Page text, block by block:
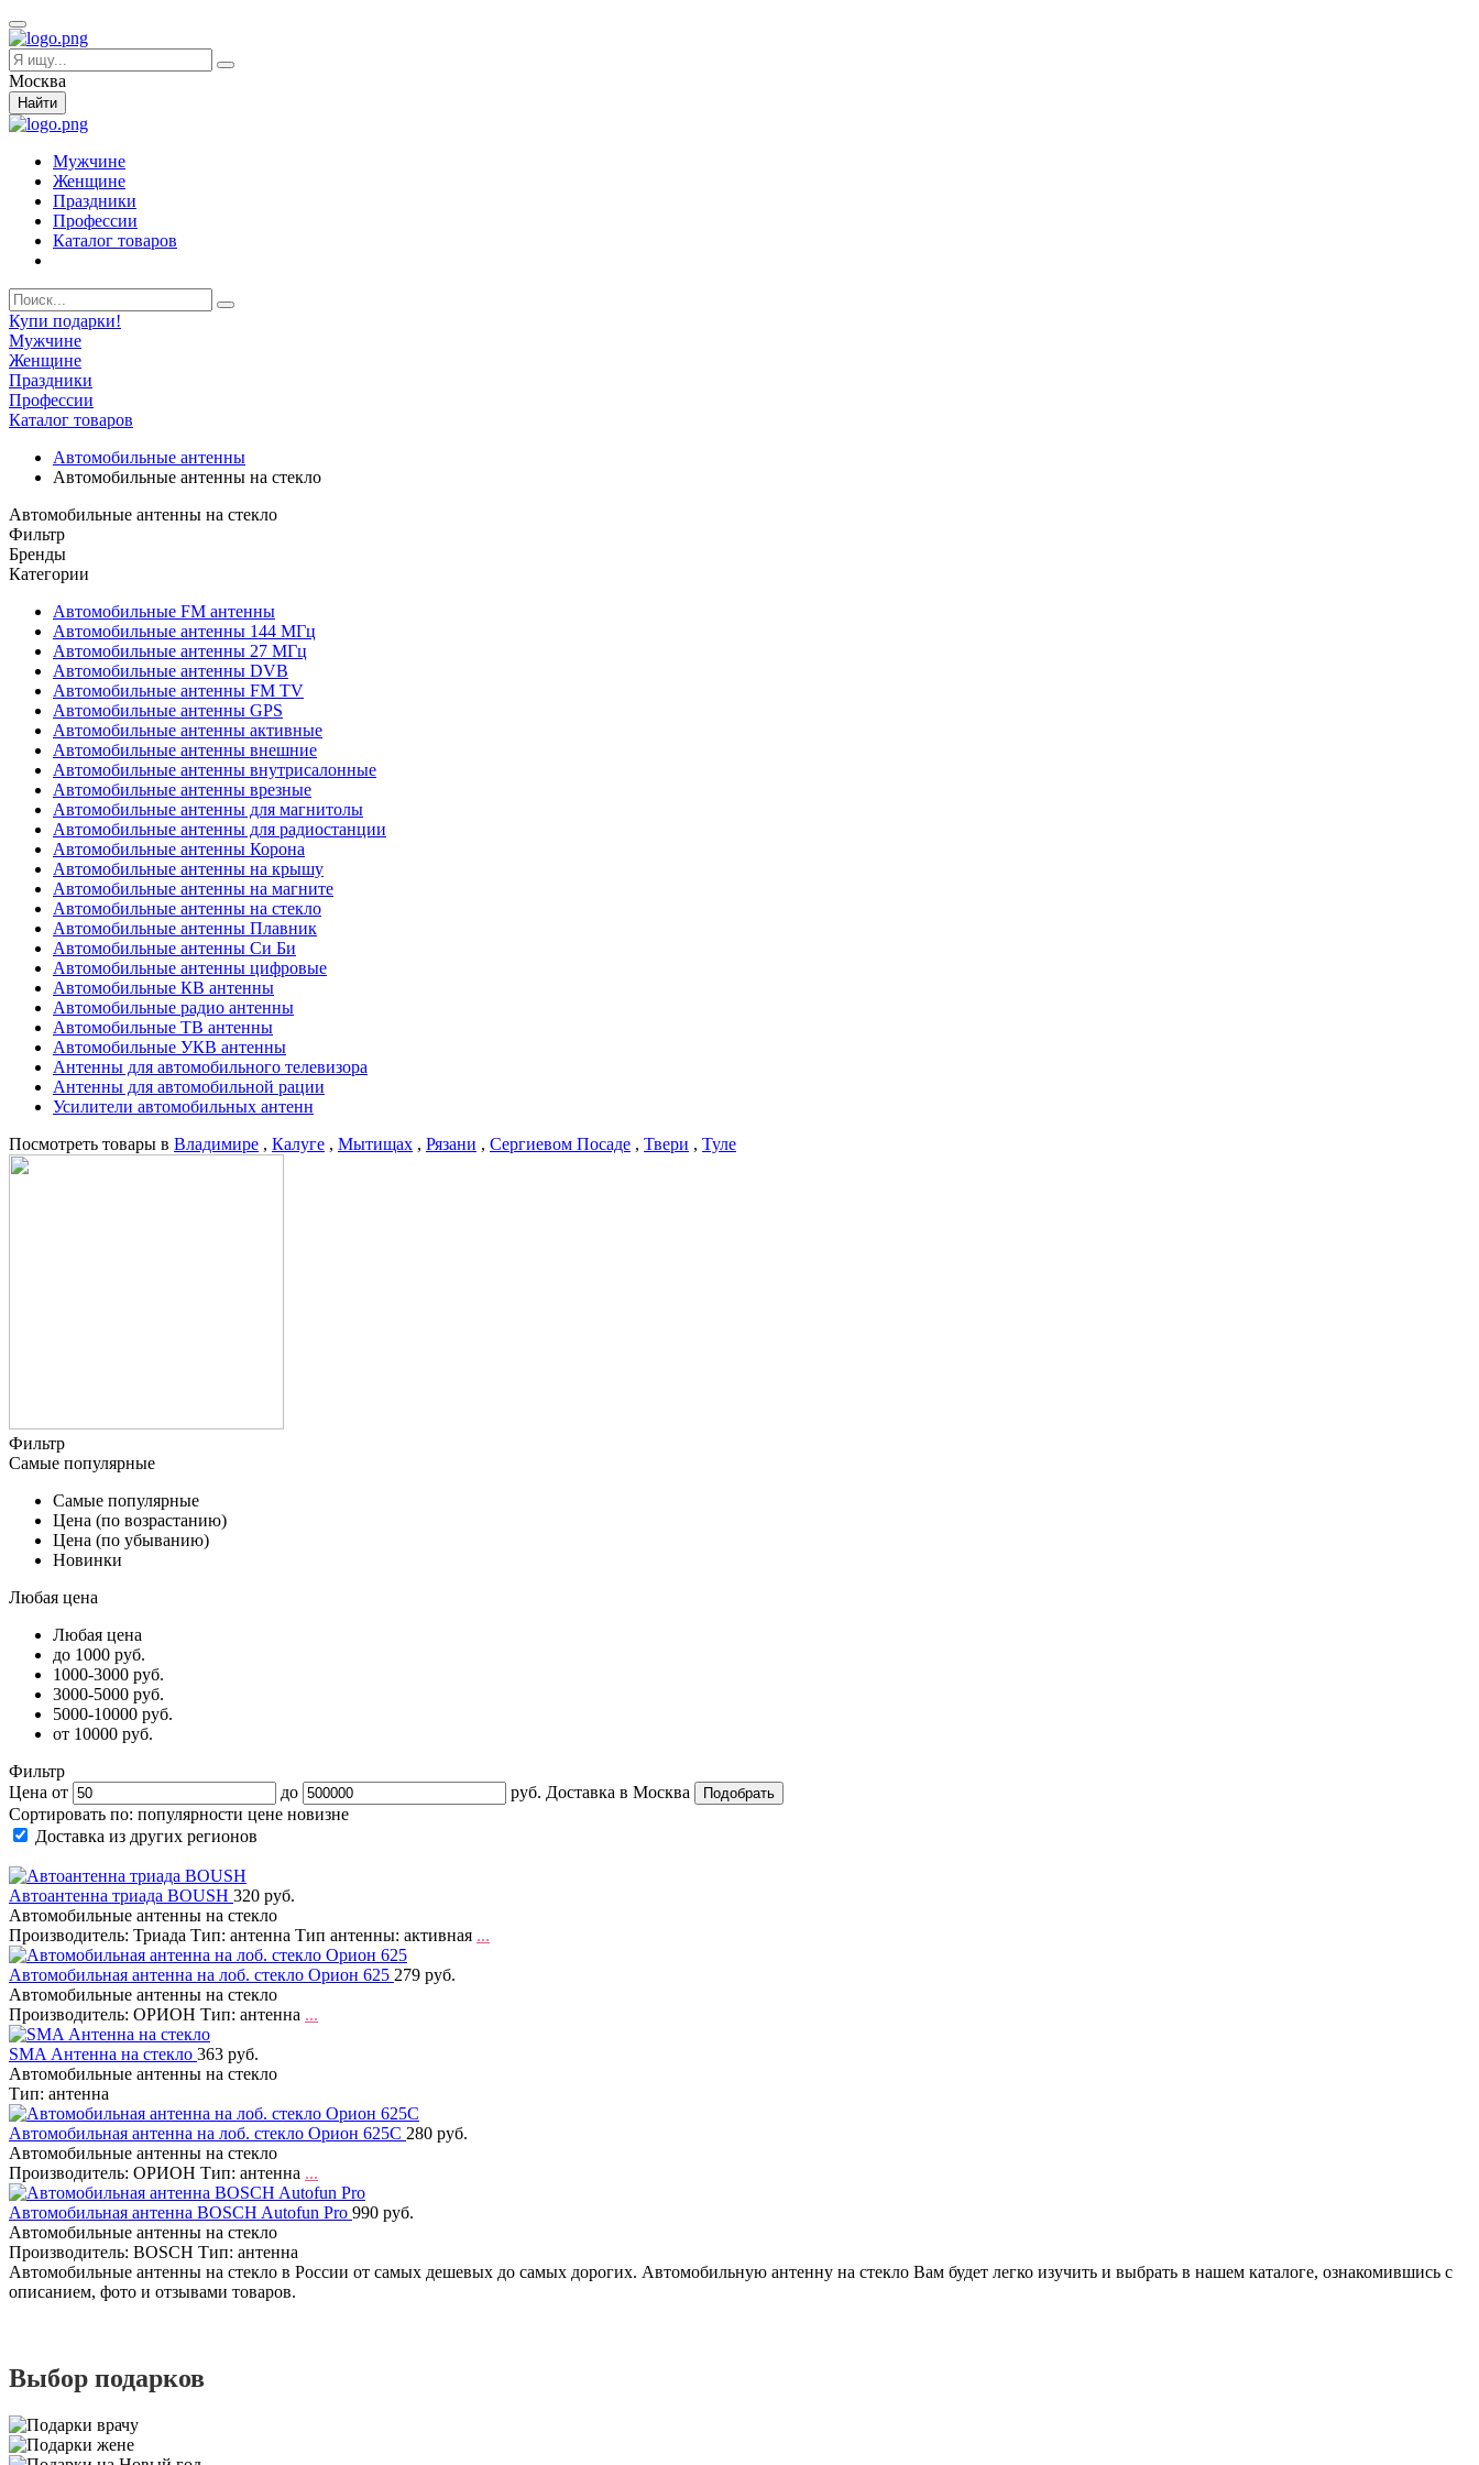
Москва
Найти
Мужчине
Женщине
Праздники
Профессии
Каталог товаров
Купи подарки!
Мужчине
Женщине
Праздники
Профессии
Каталог товаров
Автомобильные антенны
Автомобильные антенны на стекло
Автомобильные антенны на стекло
Фильтр
Бренды
Категории
Автомобильные FM антенны
Автомобильные антенны 144 МГц
Автомобильные антенны 27 МГц
Автомобильные антенны DVB
Автомобильные антенны FM TV
Автомобильные антенны GPS
Автомобильные антенны активные
Автомобильные антенны внешние
Автомобильные антенны внутрисалонные
Автомобильные антенны врезные
Автомобильные антенны для магнитолы
Автомобильные антенны для радиостанции
Автомобильные антенны Корона
Автомобильные антенны на крышу
Автомобильные антенны на магните
Автомобильные антенны на стекло
Автомобильные антенны Плавник
Автомобильные антенны Си Би
Автомобильные антенны цифровые
Автомобильные КВ антенны
Автомобильные радио антенны
Автомобильные ТВ антенны
Автомобильные УКВ антенны
Антенны для автомобильного телевизора
Антенны для автомобильной рации
Усилители автомобильных антенн
Посмотреть товары в Владимире , Калуге , Мытищах , Рязани , Сергиевом Посаде , Твери , Туле
Фильтр
Самые популярные
Самые популярные
Цена (по возрастанию)
Цена (по убыванию)
Новинки
Любая цена
Любая цена
до 1000 руб.
1000-3000 руб.
3000-5000 руб.
5000-10000 руб.
от 10000 руб.
Фильтр
Цена от
до руб. Доставка в Москва
Сортировать по: популярности цене новизне
Доставка из других регионов
Автоантенна триада BOUSH 320 руб.
Автомобильные антенны на стекло
Производитель: Триада Тип: антенна Тип антенны: активная ...
Автомобильная антенна на лоб. стекло Орион 625 279 руб.
Автомобильные антенны на стекло
Производитель: ОРИОН Тип: антенна ...
SMA Антенна на стекло 363 руб.
Автомобильные антенны на стекло
Тип: антенна
Автомобильная антенна на лоб. стекло Орион 625С 280 руб.
Автомобильные антенны на стекло
Производитель: ОРИОН Тип: антенна ...
Автомобильная антенна BOSCH Autofun Pro 990 руб.
Автомобильные антенны на стекло
Производитель: BOSCH Тип: антенна
Автомобильные антенны на стекло в России от самых дешевых до самых дорогих. Автомобильную антенну на стекло Вам будет легко изучить и выбрать в нашем каталоге, ознакомившись с
описанием, фото и отзывами товаров.
Выбор подарков